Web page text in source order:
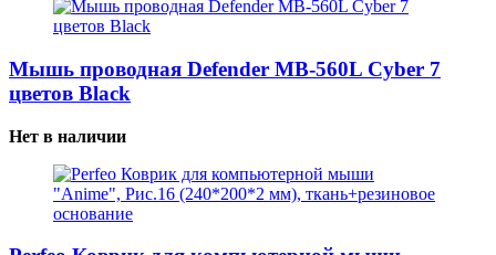
Мышь проводная Defender MB-560L Cyber 7
цветов Black
Нет в наличии